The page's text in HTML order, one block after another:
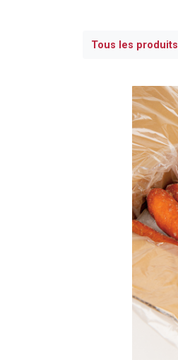
Tous les produits